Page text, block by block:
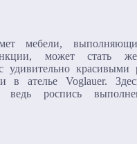
мебели,
может стать
красивыми
в ателье Voglauer.
ведь роспись